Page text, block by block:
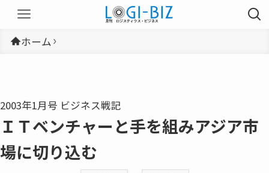
ホーム
2003年1月号 ビジネス戦記
ＩＴベンチャーと手を組みアジア市
場に切り込む